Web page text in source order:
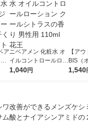
アニベアメン 化粧水 オ
イルコントロールロー
ション クールシトラ
1,040円
【ア
BIS（
ター
1,540
ワ改善ができるメンズケ
ム酸とナイアシンアミドの